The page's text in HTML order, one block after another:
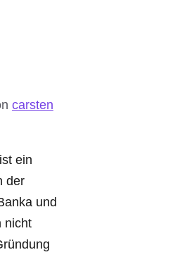
carsten
ein
der
und
nicht